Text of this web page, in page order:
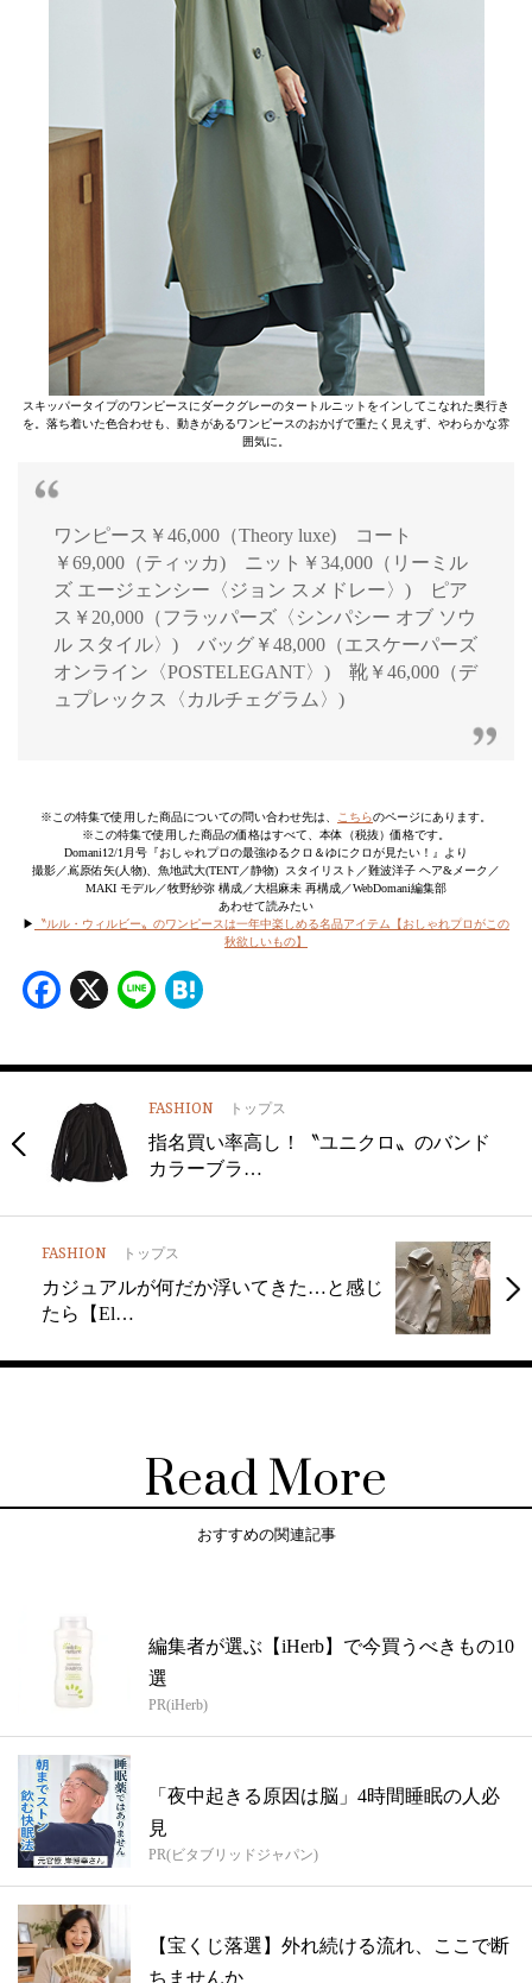
スキッパータイプのワンピースにダークグレーのタートルニットをインしてこなれた奥行き
を。落ち着いた色合わせも、動きがあるワンピースのおかげで重たく見えず、やわらかな雰
囲気に。
ワンピース￥46,000（Theory luxe) コート
￥69,000（ティッカ) ニット￥34,000（リーミル
ズ エージェンシー〈ジョン スメドレー〉) ピア
ス￥20,000（フラッパーズ〈シンパシー オブ ソウ
ル スタイル〉) バッグ￥48,000（エスケーパーズ
オンライン〈POSTELEGANT〉) 靴￥46,000（デ
ュプレックス〈カルチェグラム〉)
※この特集で使用した商品についての問い合わせ先は、 こちらのページにあります。
※この特集で使用した商品の価格はすべて、本体（税抜）価格です。
Domani12/1月号『おしゃれプロの最強ゆるクロ＆ゆにクロが見たい！』より
撮影／嶌原佑矢(人物)、魚地武大(TENT／静物) スタイリスト／難波洋子 ヘア&メーク／
MAKI モデル／牧野紗弥 構成／大椙麻未 再構成／WebDomani編集部
あわせて読みたい
▶︎
〝ルル・ウィルビー〟のワンピースは一年中楽しめる名品アイテム【おしゃれプロがこの
秋欲しいもの】
Facebook
X Line
FASHION トップス
指名買い率高し！〝ユニクロ〟のバンド
カラーブラ…
FASHION トップス
カジュアルが何だか浮いてきた…と感じ
たら【El…
Read More
おすすめの関連記事
編集者が選ぶ【iHerb】で今買うべきもの10
選
PR(iHerb)
「夜中起きる原因は脳」4時間睡眠の人必
見
PR(ビタブリッドジャパン)
【宝くじ落選】外れ続ける流れ、ここで断
ちませんか